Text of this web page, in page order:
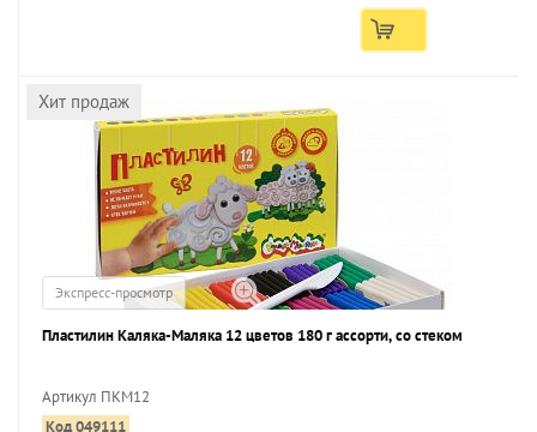
Хит продаж
Экспресс-просмотр
Пластилин Каляка-Маляка 12 цветов 180 г ассорти, со стеком
Артикул ПКМ12
Код 049111